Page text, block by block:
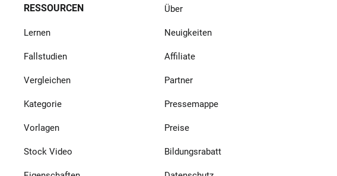
RESSOURCEN
Lernen
Fallstudien
Vergleichen
Kategorie
Vorlagen
Stock Video
Über
Neuigkeiten
Affiliate
Partner
Pressemappe
Preise
Bildungsrabatt